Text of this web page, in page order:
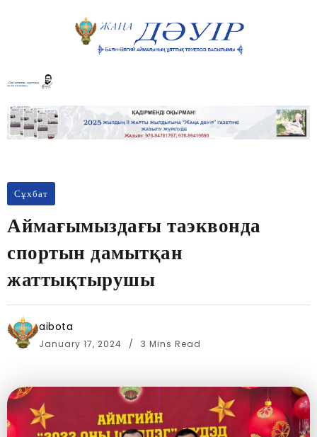
Сұхбат
Аймағымыздағы таэквонда
спортын дамытқан
жаттықтырушы
aibota
January 17, 2024 3 Mins Read